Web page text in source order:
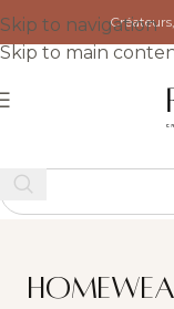
Skip to navigation
Skip to main